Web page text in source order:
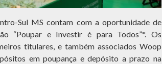
Sul MS contam com a oportunidade de
“Poupar e Investir é para Todos”*. Os
titulares, e também associados Woop
em poupança e depósito a prazo na